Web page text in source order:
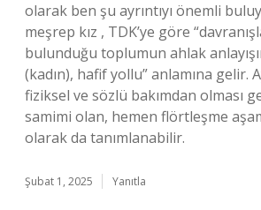
olarak ben şu ayrıntıyı önemli
meşrep kız , TDK’ye göre
bulunduğu toplumun ahlak
(kadın), hafif yollu” anlamına gelir.
fiziksel ve sözlü bakımdan olması
samimi olan, hemen flörtleşme
olarak da tanımlanabilir.
Şubat 1, 2025 Yanıtla